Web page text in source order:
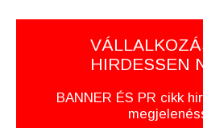
HIRDESSEN
BANNER ÉS PR cikk